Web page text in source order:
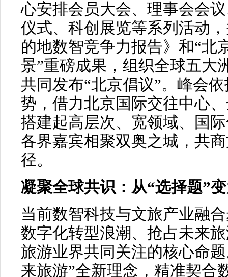
心安排会员大会、理事会会
仪式、科创展览等系列活动
的地数智竞争力报告》和“北
景”重磅成果，组织全球五大
共同发布“北京倡议”。峰会
势，借力北京国际交往中心
搭建起高层次、宽领域、国
各界嘉宾相聚双奥之城，共
径。
凝聚全球共识：从“选择题”
当前数智科技与文旅产业融
数字化转型浪潮、抢占未来
旅游业界共同关注的核心命
来旅游”全新理念，精准契合